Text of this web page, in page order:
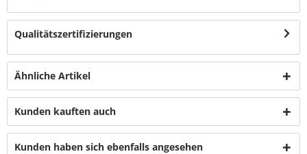
Qualitätszertifizierungen
Ähnliche Artikel
Kunden kauften auch
Kunden haben sich ebenfalls angesehen